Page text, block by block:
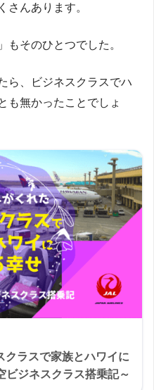
さんあります。
もそのひとつでした。
ら、ビジネスクラスでハ
も無かったことでしょ
ラスで家族とハワイに
ビジネスクラス搭乗記～